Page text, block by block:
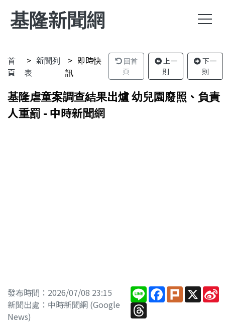
基隆新聞網
首
頁
新聞列
表
即時快
訊
回首
頁
上一
則
下一
則
基隆虐童案調查結果出爐 幼兒園廢照、負責
人重罰 - 中時新聞網
發布時間：2026/07/08 23:15
新聞出處：中時新聞網 (Google
News)
LineFacebook
PlurkX
Threads